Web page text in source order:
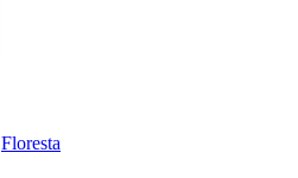
Floresta